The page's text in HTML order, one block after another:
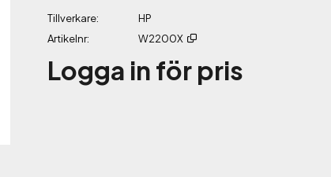
Tillverkare
HP
Artikelnr
W2200X
Logga in för pris